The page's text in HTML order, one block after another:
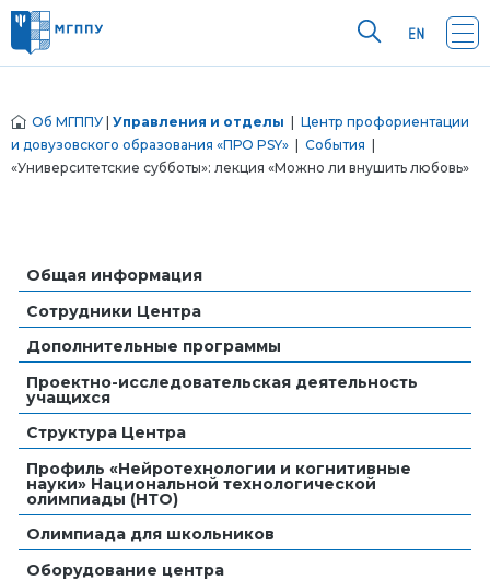
Об МГППУ Управления и отделы
Центр профориентации
и довузовского образования «ПРО PSY»
События
«Университетские субботы»: лекция «Можно ли внушить любовь»
Общая информация
Сотрудники Центра
Дополнительные программы
Проектно-исследовательская деятельность
учащихся
Структура Центра
Профиль «Нейротехнологии и когнитивные
науки» Национальной технологической
олимпиады (НТО)
Олимпиада для школьников
Оборудование центра